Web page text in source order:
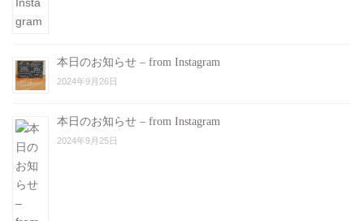
本日のお知らせ – from Instagram
2024年9月26日
本日のお知らせ – from Instagram
2024年9月25日